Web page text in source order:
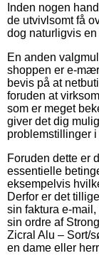
Inden nogen
de utvivlsomt få
dog naturligvis
En anden
shoppen er e-
bevis på at
foruden at
som er meget
giver det dig
problemstillinger
Foruden dette er
essentielle
eksempelvis
Derfor er det
sin faktura e-
sin ordre af
Zicral Alu – Sort/
en dame eller